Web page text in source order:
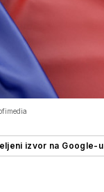
izvor na Google-u